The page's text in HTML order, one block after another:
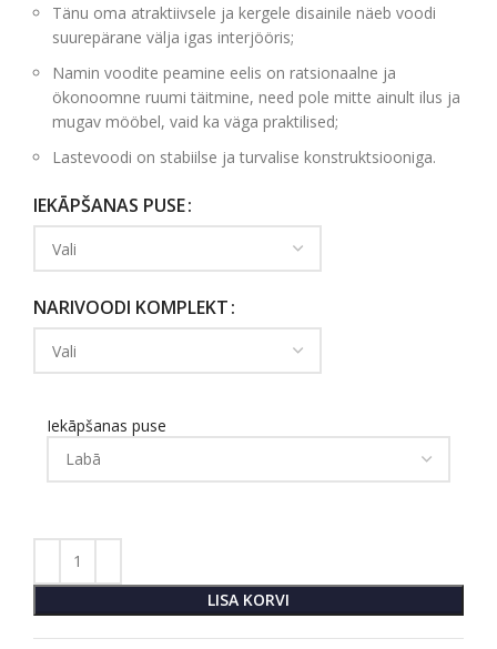
Tänu oma atraktiivsele ja kergele disainile näeb voodi
suurepärane välja igas interjööris;
Namin voodite peamine eelis on ratsionaalne ja
ökonoomne ruumi täitmine, need pole mitte ainult ilus ja
mugav mööbel, vaid ka väga praktilised;
Lastevoodi on stabiilse ja turvalise konstruktsiooniga.
IEKĀPŠANAS PUSE
NARIVOODI KOMPLEKT
Iekāpšanas puse
LISA KORVI